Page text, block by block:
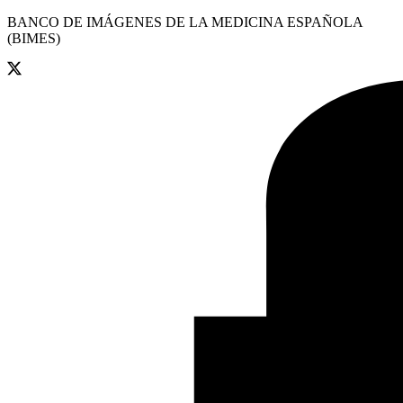
BANCO DE IMÁGENES DE LA MEDICINA ESPAÑOLA
(BIMES)